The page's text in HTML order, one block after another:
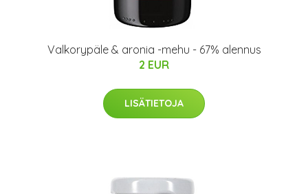
Valkorypäle & aronia -mehu - 67% alennus
2 EUR
LISÄTIETOJA